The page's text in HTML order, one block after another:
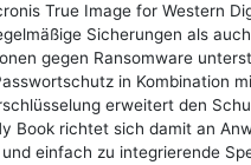
True Image for Western
Sicherungen als auch
gegen Ransomware
in Kombination
erweitert den
Book richtet sich damit an
einfach zu integrierende